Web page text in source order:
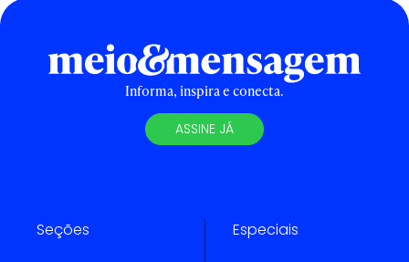
Informa, inspira e conecta.
ASSINE JÁ
Seções Especiais